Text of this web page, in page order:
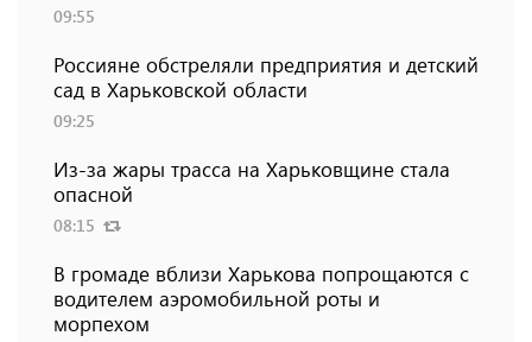
09:55
Россияне обстреляли предприятия и детский
сад в Харьковской области
09:25
Из-за жары трасса на Харьковщине стала
опасной
08:15
В громаде вблизи Харькова попрощаются с
водителем аэромобильной роты и
морпехом